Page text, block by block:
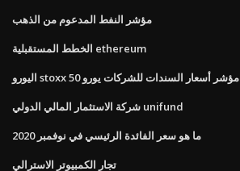
مؤشر النفط المدعوم من الذهب
الخطط المستقبلية ethereum
اليورو stoxx 50 مؤشر أسعار السندات للشركات يورو
شركة الاستثمار المالي الدولي unifund
ما هو سعر الفائدة الرئيسي في نوفمبر 2020
تجار الكمبيوتر الاسترالي